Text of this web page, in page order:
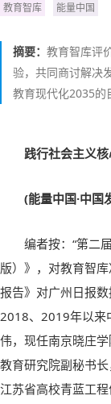
教育智库
能量中国
摘要： 教育智库评
验，共同商讨解决
教育现代化2035的
践行社会主义
(能量中国·中
编者按：“第二
版）》，对教育智
报告》对广州日报
2018、2019年以来
伟，现任南京晓庄
教育研究院副秘书
江苏省高校青蓝工